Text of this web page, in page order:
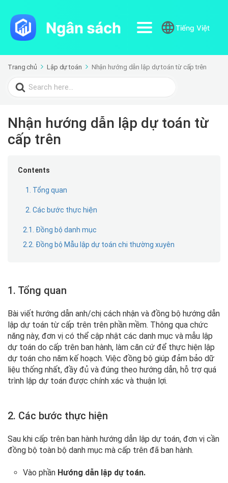
Tiếng Việt
Trang chủ Lập dự toán Nhận hướng dẫn lập dự toán từ cấp trên
Search
for:
Nhận hướng dẫn lập dự toán từ
cấp trên
Contents
1. Tổng quan
2. Các bước thực hiện
2.1. Đồng bộ danh mục
2.2. Đồng bộ Mẫu lập dự toán chi thường xuyên
1. Tổng quan
Bài viết hướng dẫn anh/chị cách nhận và đồng bộ hướng dẫn
lập dự toán từ cấp trên trên phần mềm. Thông qua chức
năng này, đơn vị có thể cập nhật các danh mục và mẫu lập
dự toán do cấp trên ban hành, làm căn cứ để thực hiện lập
dự toán cho năm kế hoạch. Việc đồng bộ giúp đảm bảo dữ
liệu thống nhất, đầy đủ và đúng theo hướng dẫn, hỗ trợ quá
trình lập dự toán được chính xác và thuận lợi.
2. Các bước thực hiện
Sau khi cấp trên ban hành hướng dẫn lập dự toán, đơn vị cần
đồng bộ toàn bộ danh mục mà cấp trên đã ban hành.
Vào phần Hướng dẫn lập dự toán.